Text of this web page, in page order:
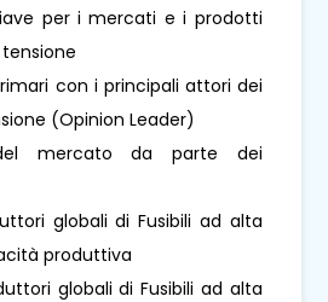
per i mercati e i prodotti
con i principali attori dei
(Opinion Leader)
mercato da parte dei
globali di Fusibili ad alta
produttiva
globali di Fusibili ad alta